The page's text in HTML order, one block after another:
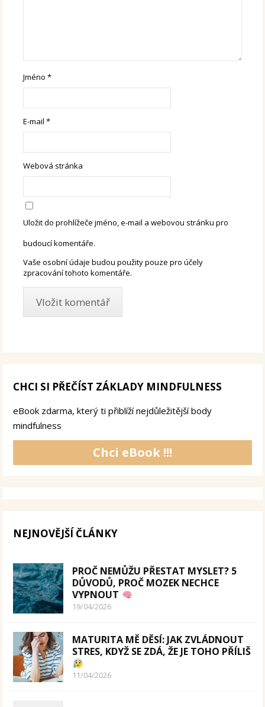
Jméno*
E-mail*
Webová stránka
Uložit do prohlížeče jméno, e-mail a webovou stránku pro
budoucí komentáře.
Vaše osobní údaje budou použity pouze pro účely
zpracování tohoto komentáře.
CHCI SI PŘEČÍST ZÁKLADY MINDFULNESS
eBook zdarma, který ti přiblíží nejdůležitější body
mindfulness
Chci eBook !!!
NEJNOVĚJŠÍ ČLÁNKY
PROČ NEMŮŽU PŘESTAT MYSLET? 5
DŮVODŮ, PROČ MOZEK NECHCE
VYPNOUT
19/04/2026
MATURITA MĚ DĚSÍ: JAK ZVLÁDNOUT
STRES, KDYŽ SE ZDÁ, ŽE JE TOHO PŘÍLIŠ
11/04/2026